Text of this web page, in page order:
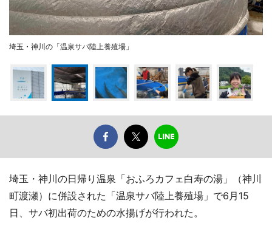
埼玉・神川の「温泉サバ陸上養殖場」
埼玉・神川の日帰り温泉「おふろカフェ白寿の湯」（神川
町渡瀬）に併設された「温泉サバ陸上養殖場」で6月15
日、サバ初出荷のための水揚げが行われた。